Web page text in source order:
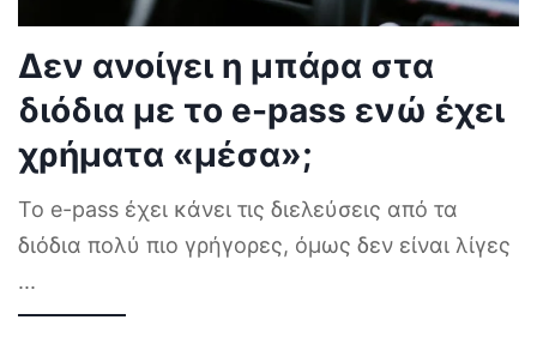
Δεν ανοίγει η μπάρα στα
διόδια με το e-pass ενώ έχει
χρήματα «μέσα»;
Το e-pass έχει κάνει τις διελεύσεις από τα
διόδια πολύ πιο γρήγορες, όμως δεν είναι λίγες
...